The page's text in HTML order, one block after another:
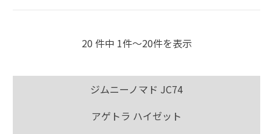
20 件中 1件〜20件を表示
ジムニーノマド JC74
アゲトラ ハイゼット